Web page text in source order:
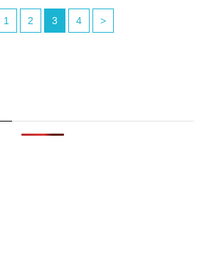
1 2 3 4 >